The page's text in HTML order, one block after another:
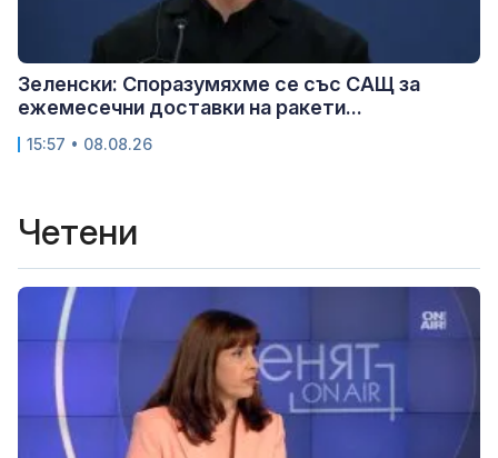
Зеленски: Споразумяхме се със САЩ за
ежемесечни доставки на ракети...
15:57 • 08.08.26
Четени